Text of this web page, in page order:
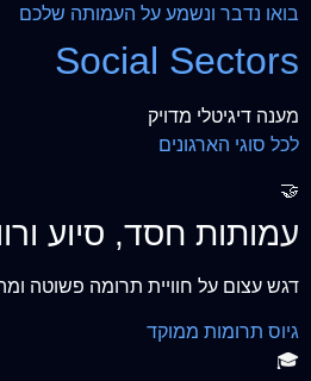
בואו נדבר ונשמע על העמותה שלכם
Social Sectors
מענה דיגיטלי מדויק
לכל סוגי הארגונים
🤝
עמותות חסד, סיוע
דגש עצום על חוויית תרומה פשוטה
גיוס תרומות ממוקד
🎓